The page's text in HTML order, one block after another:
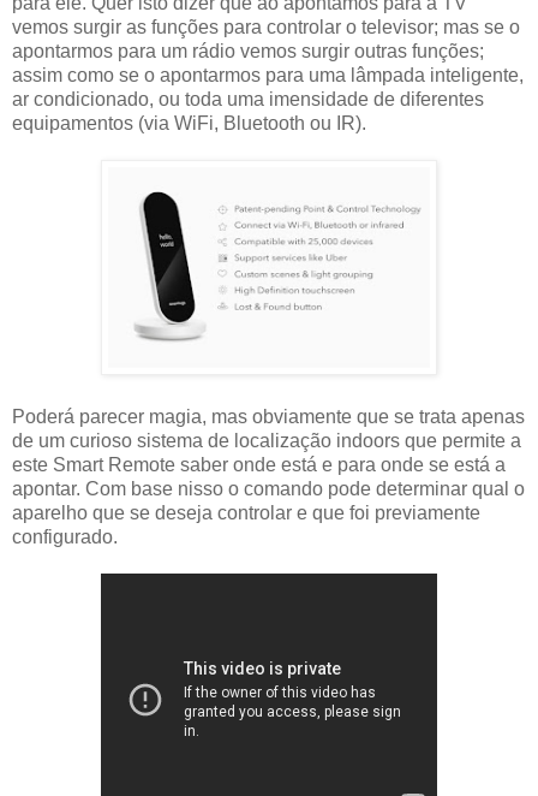
vemos surgir as funções para controlar o televisor; mas se o
apontarmos para um rádio vemos surgir outras funções;
assim como se o apontarmos para uma lâmpada inteligente,
ar condicionado, ou toda uma imensidade de diferentes
equipamentos (via WiFi, Bluetooth ou IR).
Poderá parecer magia, mas obviamente que se trata apenas
de um curioso sistema de localização indoors que permite a
este Smart Remote saber onde está e para onde se está a
apontar. Com base nisso o comando pode determinar qual o
aparelho que se deseja controlar e que foi previamente
configurado.